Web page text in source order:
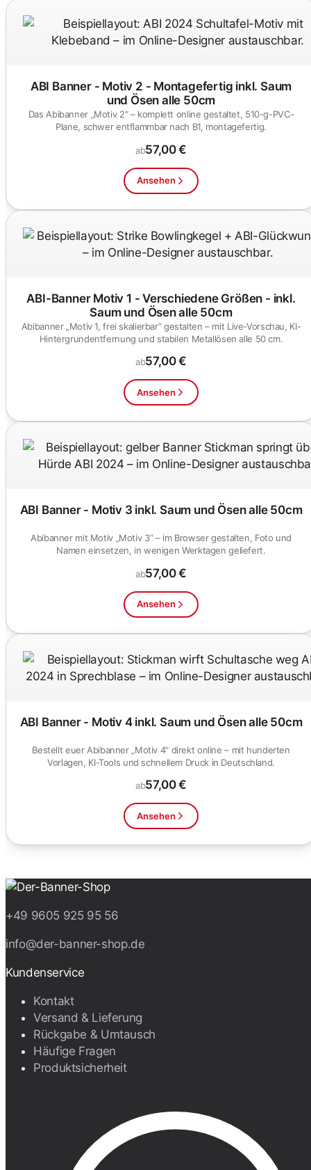
ABI Banner - Motiv 2 - Montagefertig inkl. Saum
und Ösen alle 50cm
Das Abibanner „Motiv 2“ – komplett online gestaltet, 510-g-PVC-
Plane, schwer entflammbar nach B1, montagefertig.
ab57,00 €
Ansehen
ABI-Banner Motiv 1 - Verschiedene Größen - inkl.
Saum und Ösen alle 50cm
Abibanner „Motiv 1, frei skalierbar“ gestalten – mit Live-Vorschau, KI-
Hintergrundentfernung und stabilen Metallösen alle 50 cm.
ab57,00 €
Ansehen
ABI Banner - Motiv 3 inkl. Saum und Ösen alle 50cm
Abibanner mit Motiv „Motiv 3“ – im Browser gestalten, Foto und
Namen einsetzen, in wenigen Werktagen geliefert.
ab57,00 €
Ansehen
ABI Banner - Motiv 4 inkl. Saum und Ösen alle 50cm
Bestellt euer Abibanner „Motiv 4“ direkt online – mit hunderten
Vorlagen, KI-Tools und schnellem Druck in Deutschland.
ab57,00 €
Ansehen
+49 9605 925 95 56
info@der-banner-shop.de
Kundenservice
Kontakt
Versand & Lieferung
Rückgabe & Umtausch
Häufige Fragen
Produktsicherheit